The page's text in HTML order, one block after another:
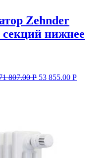
Zehnder
секций нижнее
807.00Р 53 855.00 Р